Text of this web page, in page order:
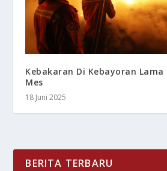
Kebakaran Di Kebayoran Lama
Mes
18 Juni 2025
BERITA TERBARU